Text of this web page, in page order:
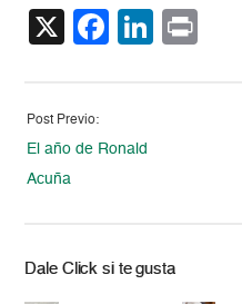
X
Post Previo:
El año de Ronald
Acuña
Dale Click si te gusta